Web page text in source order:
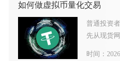
如何做虚拟币量化交易
普通投资
先从现货
时间：